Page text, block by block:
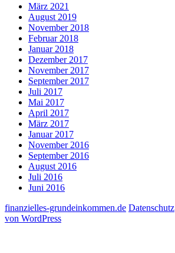
März 2021
August 2019
November 2018
Februar 2018
Januar 2018
Dezember 2017
November 2017
September 2017
Juli 2017
Mai 2017
April 2017
März 2017
Januar 2017
November 2016
September 2016
August 2016
Juli 2016
Juni 2016
finanzielles-grundeinkommen.de Datenschutz
von WordPress